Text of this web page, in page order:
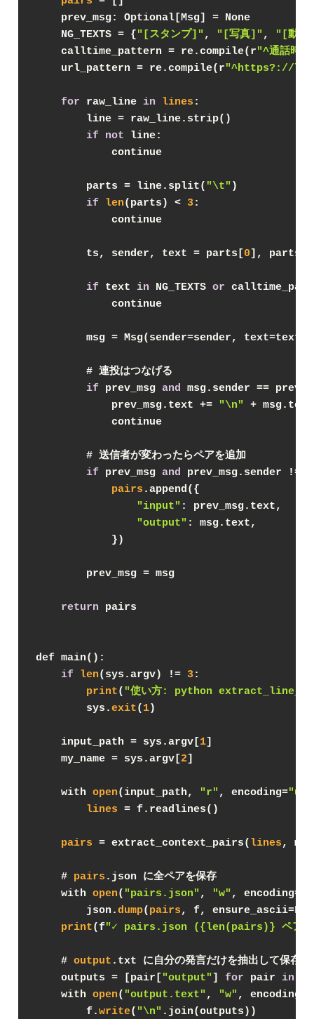
    prev_msg: Optional[Msg] = None
    NG_TEXTS = {
"[スタンプ]", "[写真]", "[動
    calltime_pattern = re.compile(r
"^通話時
    url_pattern = re.compile(r
"^https?://
for raw_line in lines :
        line = raw_line.strip()
if not line:
            continue
        parts = line.split(
"\t")
if len(parts) < 3:
            continue
        ts, sender, text = parts[
0], parts[
if text in NG_TEXTS or
            continue
        msg = Msg(sender=sender, text=text)
        # 連投はつなげる
if prev_msg and msg.sender ==
            prev_msg.text +=
"\n" + msg.text
            continue
        # 送信者が変わったらペアを追加
if prev_msg and prev_msg.sender !=
pairs .append({
"input" : prev_msg.text,
"output" : msg.text,
            })
        prev_msg = msg
return pairs
def main():
if len(sys.argv) != 3:
print("使い方: python
        sys.
exit(1)
    input_path = sys.argv[
1]
    my_name = sys.argv[
2]
    with
open(input_path, "r", encoding=
lines = f.readlines()
pairs = extract_context_pairs(lines,
    #
pairs .json に全ペアを保存
    with
open("pairs.json", "w", encoding=
        json.
dump(pairs, f,
print(f"✓ pairs.json ({len(pairs)} ペア
    #
output .txt に自分の発言だけを抽出して保存
    outputs = [pair[
"output"] for pair in
    with
open("output.text", "w", encoding=
        f.
write("\n" .join(outputs))